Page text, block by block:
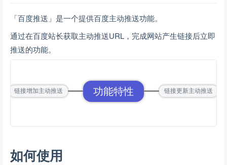
「百度推送」是一个提供百度主动推送功能。
通过在百度站长获取主动推送URL，完成网站产生链接后立即
推送的功能。
功能特性
链接增加主动推送 链接更新主动推送
如何使用